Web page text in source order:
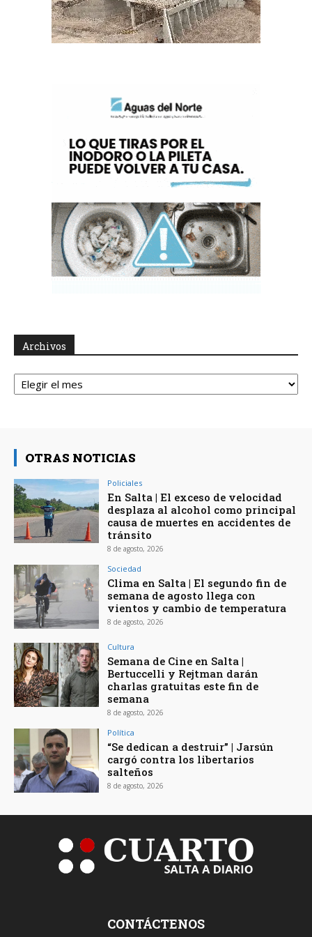
Archivos
Archivos
OTRAS NOTICIAS
Policiales
En Salta | El exceso de velocidad
desplaza al alcohol como principal
causa de muertes en accidentes de
tránsito
8 de agosto, 2026
Sociedad
Clima en Salta | El segundo fin de
semana de agosto llega con
vientos y cambio de temperatura
8 de agosto, 2026
Cultura
Semana de Cine en Salta |
Bertuccelli y Rejtman darán
charlas gratuitas este fin de
semana
8 de agosto, 2026
Política
“Se dedican a destruir” | Jarsún
cargó contra los libertarios
salteños
8 de agosto, 2026
CONTÁCTENOS